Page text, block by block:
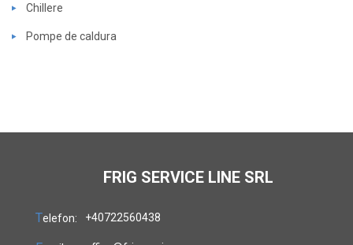
Chillere
Pompe de caldura
FRIG SERVICE LINE SRL
Telefon: +40722560438